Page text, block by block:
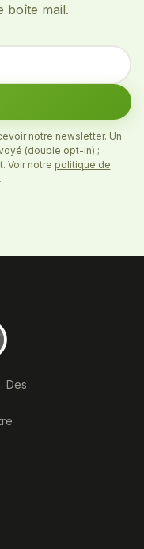
boîte mail.
notre newsletter. Un
(double opt-in) ;
Voir notre politique de
.
Des